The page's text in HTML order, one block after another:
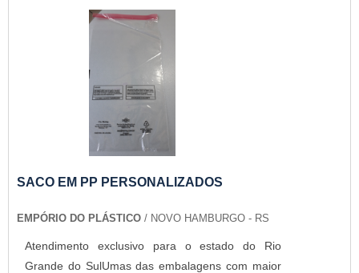
SACO EM PP PERSONALIZADOS
EMPÓRIO DO PLÁSTICO / NOVO HAMBURGO - RS
Atendimento exclusivo para o estado do Rio
Grande do SulUmas das embalagens com maior